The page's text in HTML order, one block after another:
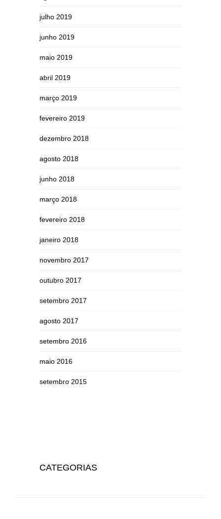
julho 2019
junho 2019
maio 2019
abril 2019
março 2019
fevereiro 2019
dezembro 2018
agosto 2018
junho 2018
março 2018
fevereiro 2018
janeiro 2018
novembro 2017
outubro 2017
setembro 2017
agosto 2017
setembro 2016
maio 2016
setembro 2015
CATEGORIAS